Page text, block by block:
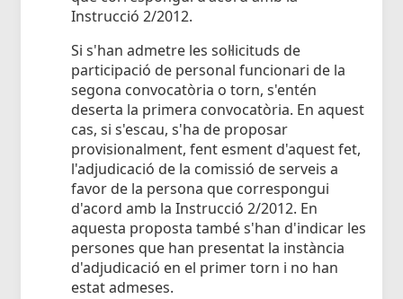
Instrucció 2/2012.
Si s'han admetre les sol·licituds de
participació de personal funcionari de la
segona convocatòria o torn, s'entén
deserta la primera convocatòria. En aquest
cas, si s'escau, s'ha de proposar
provisionalment, fent esment d'aquest fet,
l'adjudicació de la comissió de serveis a
favor de la persona que correspongui
d'acord amb la Instrucció 2/2012. En
aquesta proposta també s'han d'indicar les
persones que han presentat la instància
d'adjudicació en el primer torn i no han
estat admeses.